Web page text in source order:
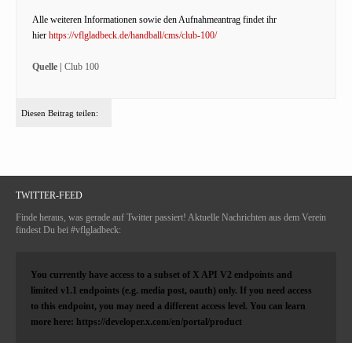
Alle weiteren Informationen sowie den Aufnahmeantrag findet ihr
hier https://vflgladbeck.de/handball/cms/club-100/
Quelle | Club 100
Diesen Beitrag teilen:
TWITTER-FEED
Finde heraus, was gerade auf Twitter passiert! Aktuelle Nachrichten aus dem Verein
findest Du bei #vflgladbeck:
You currently have access to a subset of X API V2 endpoints and
limited v1.1 endpoints (e.g. media post, oauth) only. If you need access
to this endpoint, you may need a different access level. You can learn
more here: https://developer.x.com/en/portal/product